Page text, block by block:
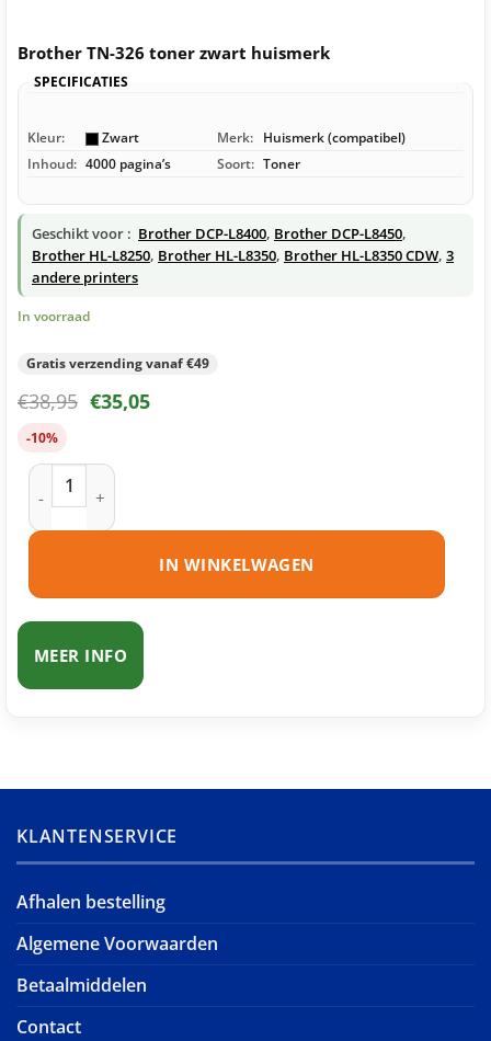
Brother TN-326 toner zwart huismerk
SPECIFICATIES
Kleur: Zwart Merk: Huismerk (compatibel)
Inhoud: 4000 pagina’s Soort: Toner
Geschikt voor : Brother DCP-L8400, Brother DCP-L8450,
Brother HL-L8250, Brother HL-L8350, Brother HL-L8350 CDW, 3
andere printers
In voorraad
Gratis verzending vanaf €49
€38,95 €35,05
-10%
Brother TN-326 toner zwart huismerk aantal
IN WINKELWAGEN
MEER INFO
KLANTENSERVICE
Afhalen bestelling
Algemene Voorwaarden
Betaalmiddelen
Contact